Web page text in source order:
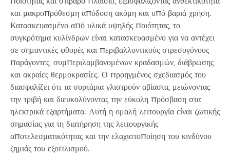
και μακροπρόθεσμη απόδοση ακόμη και υπό βαριά χρήση.
Κατασκευασμένο από υλικά υψηλής ποιότητας, το
συγκρότημα κυλίνδρων είναι κατασκευασμένο για να αντέχει
σε σημαντικές φθορές και περιβαλλοντικούς στρεσογόνους
παράγοντες, συμπεριλαμβανομένων κραδασμών, διάβρωσης
και ακραίες θερμοκρασίες. Ο προηγμένος σχεδιασμός του
διασφαλίζει ότι τα συρτάρια γλιστρούν αβίαστα, μειώνοντας
την τριβή και διευκολύνοντας την εύκολη πρόσβαση στα
ηλεκτρικά εξαρτήματα. Αυτή η ομαλή λειτουργία είναι ζωτικής
σημασίας για τη διατήρηση της λειτουργικής
αποτελεσματικότητας και την ελαχιστοποίηση του κινδύνου
ζημιάς του εξοπλισμού.